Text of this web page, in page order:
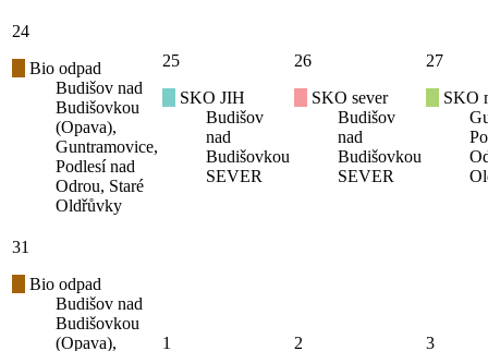
24
Bio odpad
Budišov nad
Budišovkou
(Opava),
Guntramovice,
Podlesí nad
Odrou, Staré
Oldřůvky
25
SKO JIH
Budišov
nad
Budišovkou
SEVER
26
SKO sever
Budišov
nad
Budišovkou
SEVER
27
SKO
31
Bio odpad
Budišov nad
Budišovkou
(Opava),
1 2 3